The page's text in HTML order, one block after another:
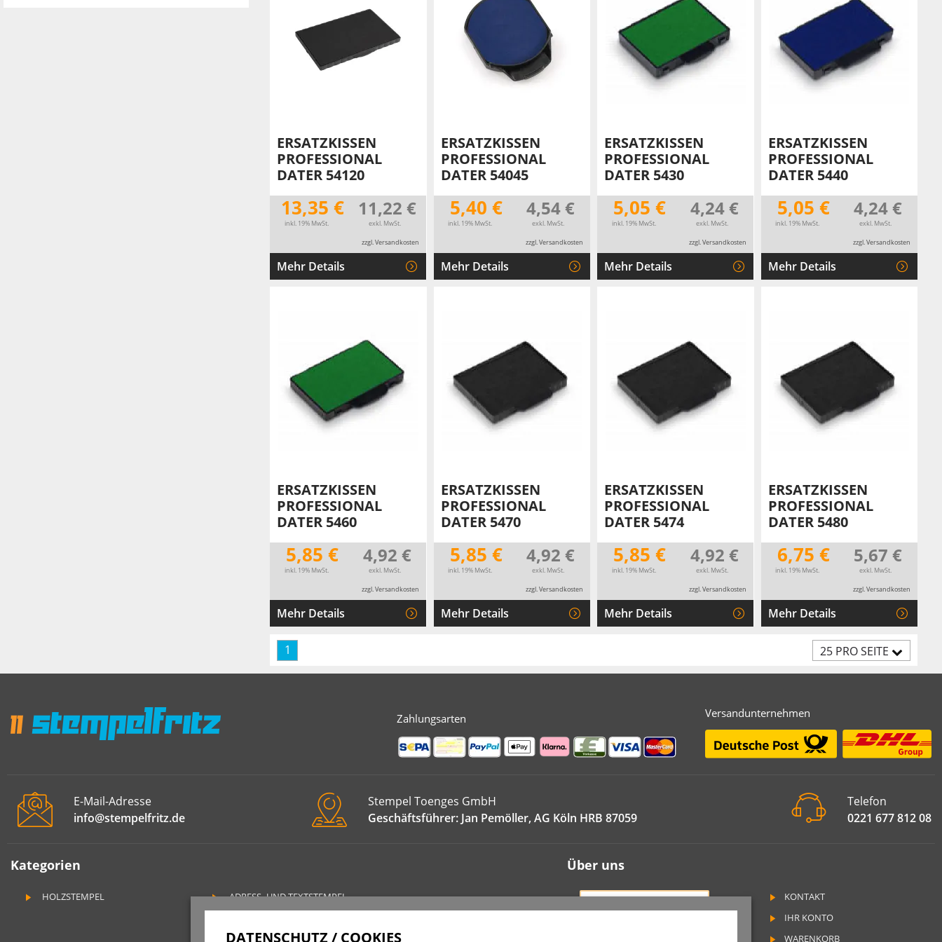
DATENSCHUTZ / COOKIES
TRODAT® ID PROTECTOR
VERSCHLUSSKAPPEN
STEMPELHALTER
ERSATZKISSEN
PROFESSIONAL
DATER 54120
13,35 €
inkl. 19% MwSt.
11,22 €
exkl. MwSt.
zzgl. Versandkosten
Mehr Details
ERSATZKISSEN
PROFESSIONAL
DATER 54045
5,40 €
inkl. 19% MwSt.
4,54 €
exkl. MwSt.
zzgl. Versandkosten
Mehr Details
ERSATZKISSEN
PROFESSIONAL
DATER 5430
5,05 €
inkl. 19% MwSt.
4,24 €
exkl. MwSt.
zzgl. Versandkosten
Mehr Details
ERSATZKISSEN
PROFESSIONAL
DATER 5440
5,05 €
inkl. 19% MwSt.
4,24 €
exkl. MwSt.
zzgl. Versandkosten
Mehr Details
ERSATZKISSEN
PROFESSIONAL
DATER 5460
5,85 €
inkl. 19% MwSt.
4,92 €
exkl. MwSt.
zzgl. Versandkosten
Mehr Details
ERSATZKISSEN
PROFESSIONAL
DATER 5470
5,85 €
inkl. 19% MwSt.
4,92 €
exkl. MwSt.
zzgl. Versandkosten
Mehr Details
ERSATZKISSEN
PROFESSIONAL
DATER 5474
5,85 €
inkl. 19% MwSt.
4,92 €
exkl. MwSt.
zzgl. Versandkosten
Mehr Details
ERSATZKISSEN
PROFESSIONAL
DATER 5480
6,75 €
inkl. 19% MwSt.
5,67 €
exkl. MwSt.
zzgl. Versandkosten
Mehr Details
25 PRO SEITE
1
Zahlungsarten Versandunternehmen
E-Mail-Adresse
info@stempelfritz.de
Stempel Toenges GmbH
Geschäftsführer: Jan Pemöller, AG Köln HRB 87059
Telefon
0221 677 812 08
Kategorien
HOLZSTEMPEL ADRESS- UND TEXTSTEMPEL
Über uns
VERTRAG WIDERRUFEN
KONTAKT
IHR KONTO
WARENKORB